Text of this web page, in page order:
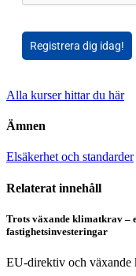
Registrera dig idag!
Alla kurser hittar du här
Ämnen
Elsäkerhet och standarder
Relaterat innehåll
Trots växande klimatkrav –
fastighetsinvesteringar
EU-direktiv och växande